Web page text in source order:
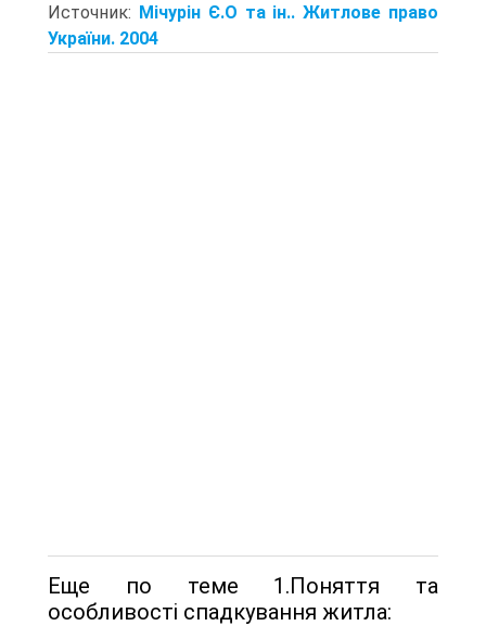
Источник: Мічурін Є.О та ін.. Житлове право
України. 2004
Еще по теме 1.Поняття та
особливості спадкування житла: